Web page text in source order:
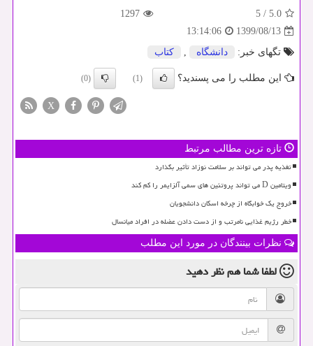
5.0
/
5
1297
1399/08/13
13:14:06
تگهای خبر:
دانشگاه , كتاب
این مطلب را می پسندید؟ (1)
(0)
X
تازه ترین مطالب مرتبط
تغذیه پدر می تواند بر سلامت نوزاد تأثیر بگذارد
ویتامین D می تواند پروتئین های سمی آلزایمر را کم کند
خروج یک خوابگاه از چرخه اسکان دانشجویان
خطر رژیم غذایی نامرتب و از دست دادن عضله در افراد میانسال
نظرات بینندگان در مورد این مطلب
لطفا شما همنظر دهید